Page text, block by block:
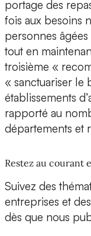
portage des
fois aux besoins
personnes
tout en
troisième «
« sanctuariser le
établissements
rapporté au
départements et
Restez au courant
Suivez des
entreprises et
dès que nous